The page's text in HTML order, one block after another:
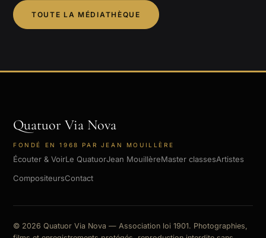
TOUTE LA MÉDIATHÈQUE
Quatuor Via Nova
FONDÉ EN 1968 PAR JEAN MOUILLÈRE
Écouter & VoirLe QuatuorJean MouillèreMaster classesArtistes
CompositeursContact
© 2026 Quatuor Via Nova — Association loi 1901. Photographies,